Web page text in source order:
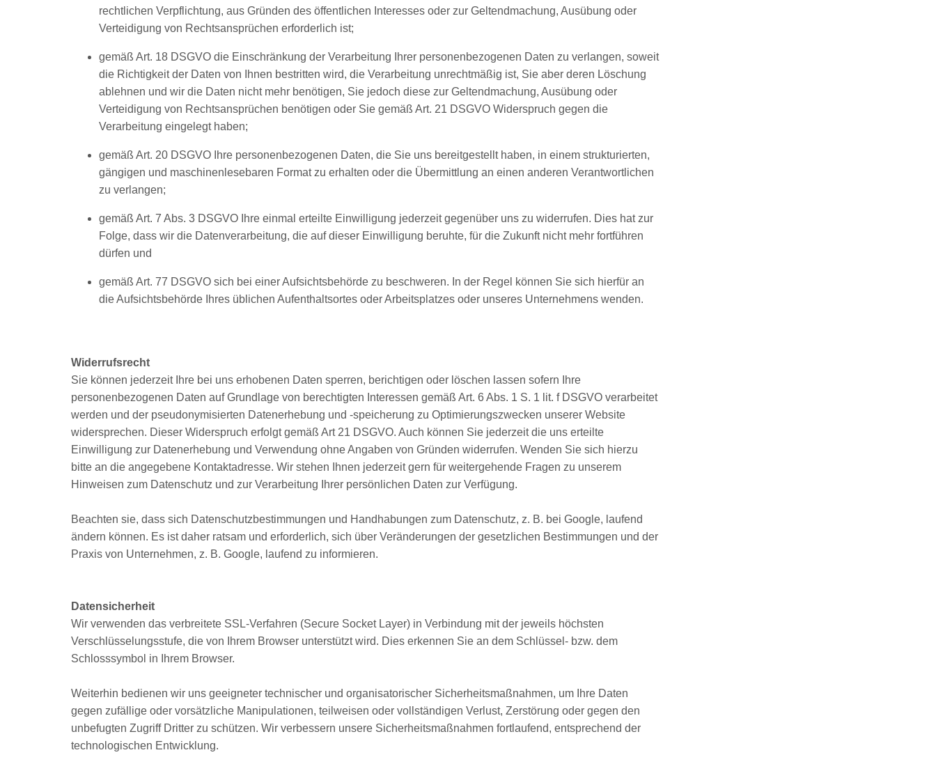
rechtlichen Verpflichtung, aus Gründen des öffentlichen Interesses oder zur Geltendmachung, Ausübung oder
Verteidigung von Rechtsansprüchen erforderlich ist;
gemäß Art. 18 DSGVO die Einschränkung der Verarbeitung Ihrer personenbezogenen Daten zu verlangen, soweit
die Richtigkeit der Daten von Ihnen bestritten wird, die Verarbeitung unrechtmäßig ist, Sie aber deren Löschung
ablehnen und wir die Daten nicht mehr benötigen, Sie jedoch diese zur Geltendmachung, Ausübung oder
Verteidigung von Rechtsansprüchen benötigen oder Sie gemäß Art. 21 DSGVO Widerspruch gegen die
Verarbeitung eingelegt haben;
gemäß Art. 20 DSGVO Ihre personenbezogenen Daten, die Sie uns bereitgestellt haben, in einem strukturierten,
gängigen und maschinenlesebaren Format zu erhalten oder die Übermittlung an einen anderen Verantwortlichen
zu verlangen;
gemäß Art. 7 Abs. 3 DSGVO Ihre einmal erteilte Einwilligung jederzeit gegenüber uns zu widerrufen. Dies hat zur
Folge, dass wir die Datenverarbeitung, die auf dieser Einwilligung beruhte, für die Zukunft nicht mehr fortführen
dürfen und
gemäß Art. 77 DSGVO sich bei einer Aufsichtsbehörde zu beschweren. In der Regel können Sie sich hierfür an
die Aufsichtsbehörde Ihres üblichen Aufenthaltsortes oder Arbeitsplatzes oder unseres Unternehmens wenden.
Widerrufsrecht
Sie können jederzeit Ihre bei uns erhobenen Daten sperren, berichtigen oder löschen lassen sofern Ihre
personenbezogenen Daten auf Grundlage von berechtigten Interessen gemäß Art. 6 Abs. 1 S. 1 lit. f DSGVO verarbeitet
werden und der pseudonymisierten Datenerhebung und -speicherung zu Optimierungszwecken unserer Website
widersprechen. Dieser Widerspruch erfolgt gemäß Art 21 DSGVO. Auch können Sie jederzeit die uns erteilte
Einwilligung zur Datenerhebung und Verwendung ohne Angaben von Gründen widerrufen. Wenden Sie sich hierzu
bitte an die angegebene Kontaktadresse. Wir stehen Ihnen jederzeit gern für weitergehende Fragen zu unserem
Hinweisen zum Datenschutz und zur Verarbeitung Ihrer persönlichen Daten zur Verfügung.
Beachten sie, dass sich Datenschutzbestimmungen und Handhabungen zum Datenschutz, z. B. bei Google, laufend
ändern können. Es ist daher ratsam und erforderlich, sich über Veränderungen der gesetzlichen Bestimmungen und der
Praxis von Unternehmen, z. B. Google, laufend zu informieren.
Datensicherheit
Wir verwenden das verbreitete SSL-Verfahren (Secure Socket Layer) in Verbindung mit der jeweils höchsten
Verschlüsselungsstufe, die von Ihrem Browser unterstützt wird. Dies erkennen Sie an dem Schlüssel- bzw. dem
Schlosssymbol in Ihrem Browser.
Weiterhin bedienen wir uns geeigneter technischer und organisatorischer Sicherheitsmaßnahmen, um Ihre Daten
gegen zufällige oder vorsätzliche Manipulationen, teilweisen oder vollständigen Verlust, Zerstörung oder gegen den
unbefugten Zugriff Dritter zu schützen. Wir verbessern unsere Sicherheitsmaßnahmen fortlaufend, entsprechend der
technologischen Entwicklung.